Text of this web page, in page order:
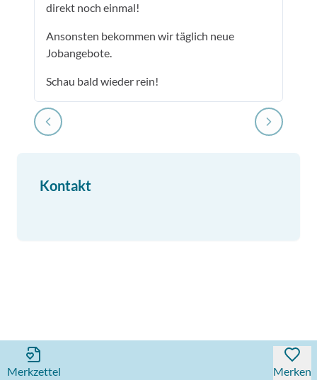
direkt noch einmal!
Ansonsten bekommen wir täglich neue
Jobangebote.
Schau bald wieder rein!
Kontakt
Merkzettel Merken